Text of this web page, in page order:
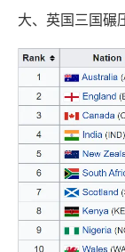
大、英国三国碾